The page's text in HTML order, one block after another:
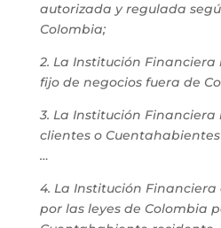
autorizada y regulada
Colombia;
2. La Institución
fijo de negocios fuera de
3. La Institución Financiera
clientes o
…
4. La Institución
por las leyes de Colombia